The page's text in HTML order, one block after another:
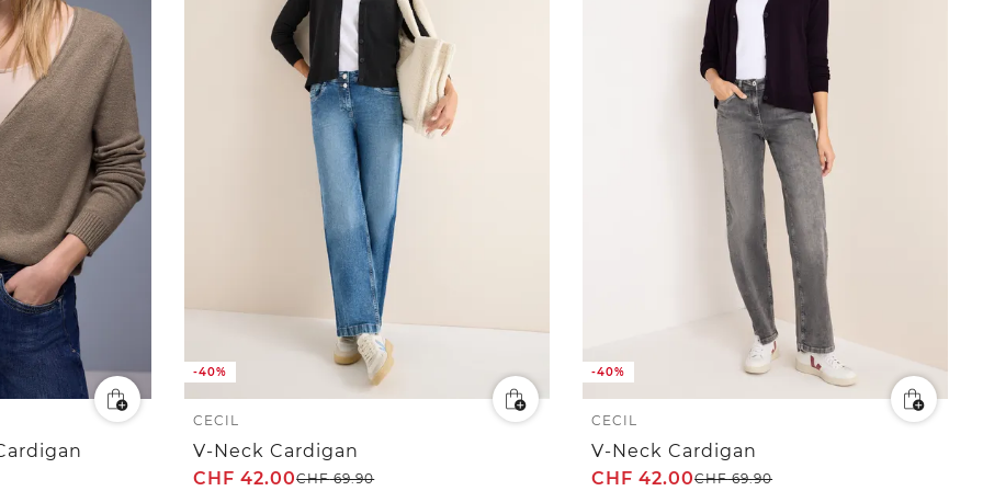
-40%
CECIL
V-Neck Cardigan
CHF 42.00CHF69.90
-40%
CECIL
V-Neck Cardigan
CHF 42.00CHF69.90